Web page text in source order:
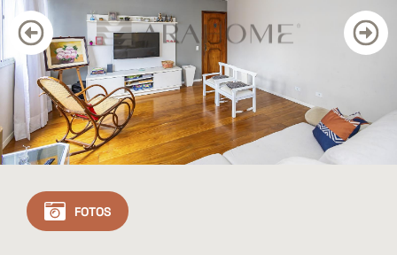
BLOG
Cadastre seu imóvel
Área do Cliente
Vendas: (41) 3501-3351
FOTOS